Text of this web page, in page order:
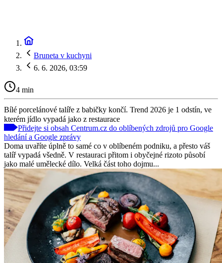
Bruneta v kuchyni
6. 6. 2026, 03:59
4 min
Bílé porcelánové talíře z babičky končí. Trend 2026 je 1 odstín, ve
kterém jídlo vypadá jako z restaurace
Přidejte si obsah Centrum.cz do oblíbených zdrojů pro Google
hledání a Google zprávy
Doma uvaříte úplně to samé co v oblíbeném podniku, a přesto váš
talíř vypadá všedně. V restauraci přitom i obyčejné rizoto působí
jako malé umělecké dílo. Velká část toho dojmu...